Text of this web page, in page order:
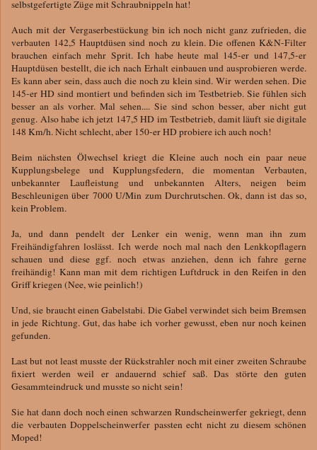
selbstgefertigte Züge mit Schraubnippeln hat!
Auch mit der Vergaserbestückung bin ich noch nicht ganz zufrieden, die
verbauten 142,5 Hauptdüsen sind noch zu klein. Die offenen K&N-Filter
brauchen einfach mehr Sprit. Ich habe heute mal 145-er und 147,5-er
Hauptdüsen bestellt, die ich nach Erhalt einbauen und ausprobieren werde.
Es kann aber sein, dass auch die noch zu klein sind. Wir werden sehen. Die
145-er HD sind montiert und befinden sich im Testbetrieb. Sie fühlen sich
besser an als vorher. Mal sehen.... Sie sind schon besser, aber nicht gut
genug. Also habe ich jetzt 147,5 HD im Testbetrieb, damit läuft sie digitale
148 Km/h. Nicht schlecht, aber 150-er HD probiere ich auch noch!
Beim nächsten Ölwechsel kriegt die Kleine auch noch ein paar neue
Kupplungsbelege und Kupplungsfedern, die momentan Verbauten,
unbekannter Laufleistung und unbekannten Alters, neigen beim
Beschleunigen über 7000 U/Min zum Durchrutschen. Ok, dann ist das so,
kein Problem.
Ja, und dann pendelt der Lenker ein wenig, wenn man ihn zum
Freihändigfahren loslässt. Ich werde noch mal nach den Lenkkopflagern
schauen und diese ggf. noch etwas anziehen, denn ich fahre gerne
freihändig! Kann man mit dem richtigen Luftdruck in den Reifen in den
Griff kriegen (Nee, wie peinlich!)
Und, sie braucht einen Gabelstabi. Die Gabel verwindet sich beim Bremsen
in jede Richtung. Gut, das habe ich vorher gewusst, eben nur noch keinen
gefunden.
Last but not least musste der Rückstrahler noch mit einer zweiten Schraube
fixiert werden weil er andauernd schief saß. Das störte den guten
Gesammteindruck und musste so nicht sein!
Sie hat dann doch noch einen schwarzen Rundscheinwerfer gekriegt, denn
die verbauten Doppelscheinwerfer passten echt nicht zu diesem schönen
Moped!